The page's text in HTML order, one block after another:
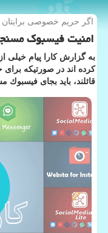
اگر حریم خصوصی
امنیت فیسبوك
به گزارش كارا پیام خیلی
كرده اند در صورتیكه
قائلند، باید بجای